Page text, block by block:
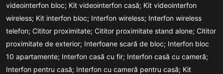
videointerfon bloc; Kit videointerfon casă; Kit videointerfon
wireless; Kit interfon bloc; Interfon wireless; Interfon wireless
telefon; Cititor proximitate; Cititor proximitate stand alone; Cititor
proximitate de exterior; Interfoane scară de bloc; Interfon bloc
10 apartamente; Interfon casă cu fir; Interfon casă cu cameră;
Interfon pentru casă; Interfon cu cameră pentru casă; Kit